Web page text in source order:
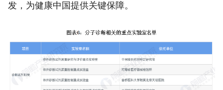
发，为健康中国提供关键保障。